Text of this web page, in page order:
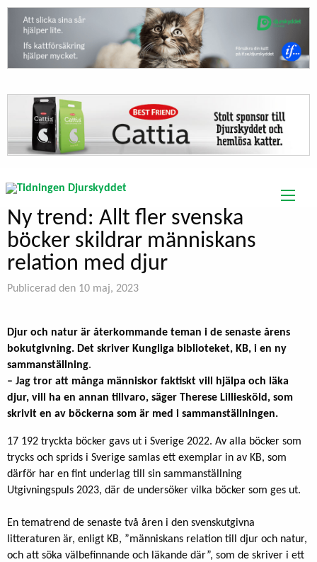
Ny trend: Allt fler svenska
böcker skildrar människans
relation med djur
Publicerad den 10 maj, 2023
Djur och natur är återkommande teman i de senaste årens
bokutgivning. Det skriver Kungliga biblioteket, KB, i en ny
sammanställning.
– Jag tror att många människor faktiskt vill hjälpa och läka
djur, vill ha en annan tillvaro, säger Therese Lilliesköld, som
skrivit en av böckerna som är med i sammanställningen.
17 192 tryckta böcker gavs ut i Sverige 2022. Av alla böcker som
trycks och sprids i Sverige samlas ett exemplar in av KB, som
därför har en fint underlag till sin sammanställning
Utgivningspuls 2023, där de undersöker vilka böcker som ges ut.
En tematrend de senaste två åren i den svenskutgivna
litteraturen är, enligt KB, ”människans relation till djur och natur,
och att söka välbefinnande och läkande där”, som de skriver i ett